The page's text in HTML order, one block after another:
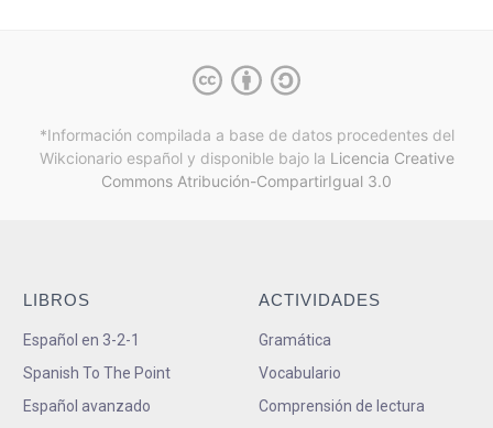
*Información compilada a base de datos procedentes del
Wikcionario español y disponible bajo la Licencia Creative
Commons Atribución-CompartirIgual 3.0
LIBROS
Español en 3-2-1
Spanish To The Point
Español avanzado
ACTIVIDADES
Gramática
Vocabulario
Comprensión de lectura